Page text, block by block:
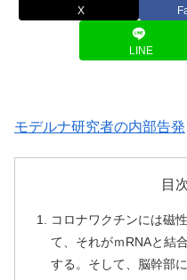
X
LINE
モデルナ研究者の内部告発
目
コロナワクチンには磁
て、それがｍRNAと結
する。そして、脳幹部